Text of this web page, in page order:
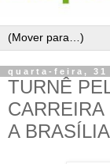
quarta-feira, 31
TURNÊ
CARREIRA
A BRASÍLIA